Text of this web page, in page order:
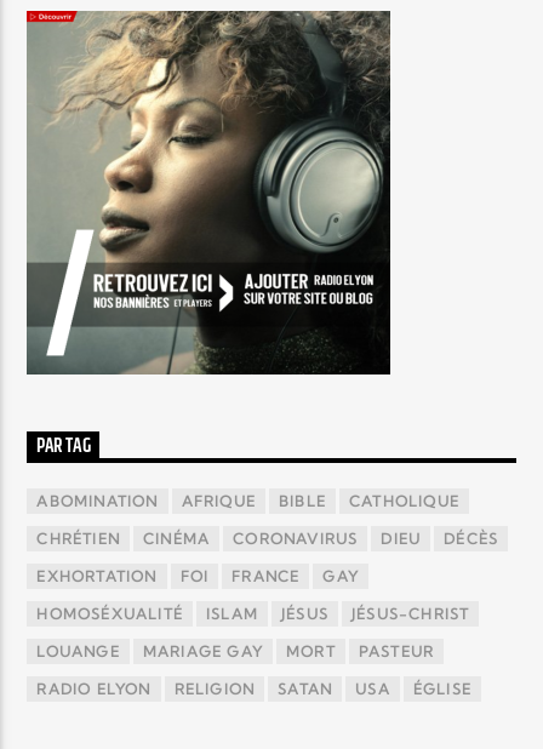
PAR TAG
ABOMINATION AFRIQUE BIBLE CATHOLIQUE
CHRÉTIEN CINÉMA CORONAVIRUS DIEU DÉCÈS
EXHORTATION FOI FRANCE GAY
HOMOSÉXUALITÉ ISLAM JÉSUS JÉSUS-CHRIST
LOUANGE MARIAGE GAY MORT PASTEUR
RADIO ELYON RELIGION SATAN USA ÉGLISE